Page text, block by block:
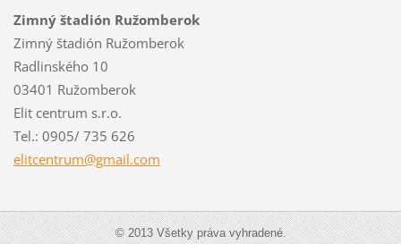
Zimný štadión Ružomberok
Zimný štadión Ružomberok
Radlinského 10
03401 Ružomberok
Elit centrum s.r.o.
Tel.: 0905/ 735 626
elitcentrum@gmail.com
© 2013 Všetky práva vyhradené.